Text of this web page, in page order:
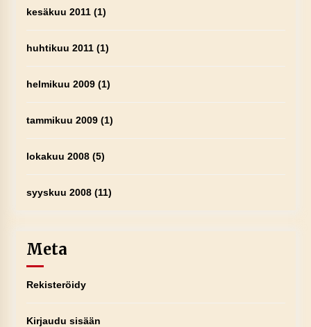
kesäkuu 2011(1)
huhtikuu 2011(1)
helmikuu 2009(1)
tammikuu 2009(1)
lokakuu 2008(5)
syyskuu 2008(11)
Meta
Rekisteröidy
Kirjaudu sisään